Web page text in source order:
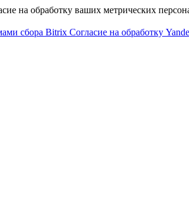
на обработку ваших метрических
сбора Bitrix Согласие на обработку